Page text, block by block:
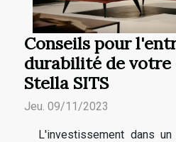
Conseils pour
durabilité de votre
Stella SITS
Jeu. 09/11/2023
L'investissement dans